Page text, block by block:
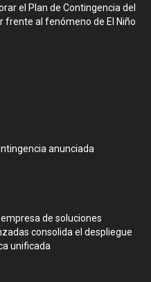
el Plan de Contingencia del
frente al fenómeno de El Niño
anunciada
de soluciones
consolida el despliegue
unificada